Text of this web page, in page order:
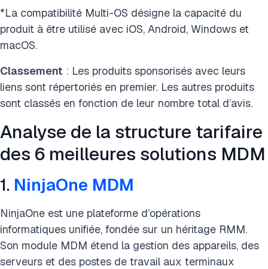
*La compatibilité Multi-OS désigne la capacité du
produit à être utilisé avec iOS, Android, Windows et
macOS.
Classement : Les produits sponsorisés avec leurs
liens sont répertoriés en premier. Les autres produits
sont classés en fonction de leur nombre total d’avis.
Analyse de la structure tarifaire
des 6 meilleures solutions MDM
1. NinjaOne MDM
NinjaOne est une plateforme d’opérations
informatiques unifiée, fondée sur un héritage RMM.
Son module MDM étend la gestion des appareils, des
serveurs et des postes de travail aux terminaux